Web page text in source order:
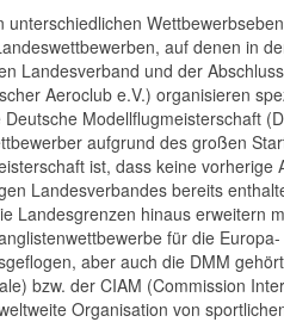
unterschiedlichen
auf denen in
Landesverband und der
Aeroclub e.V.) organisieren
Modellflugmeisterschaft
aufgrund des großen
ist, dass keine
Landesverbandes bereits
Landesgrenzen hinaus erweitern
für die
aber auch die DMM
bzw. der CIAM (Commission
Organisation von